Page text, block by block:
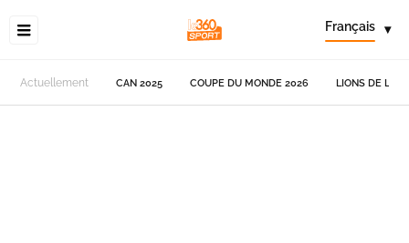
Français ▾
Actuellement CAN 2025 COUPE DU MONDE 2026 LIONS DE